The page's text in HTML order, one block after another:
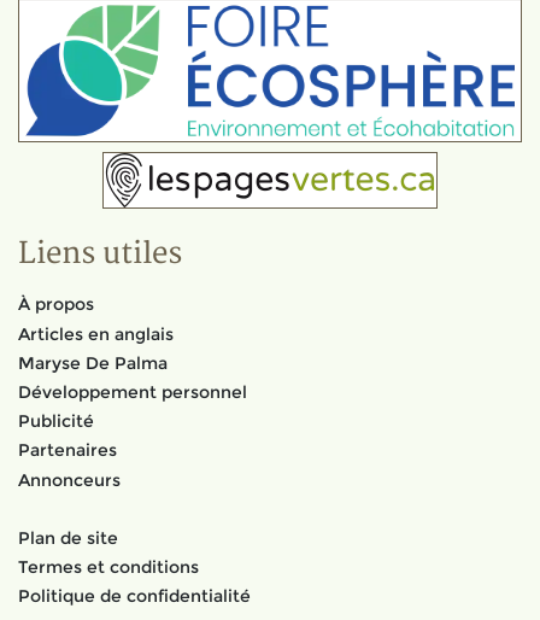
Liens utiles
À propos
Articles en anglais
Maryse De Palma
Développement personnel
Publicité
Partenaires
Annonceurs
Plan de site
Termes et conditions
Politique de confidentialité